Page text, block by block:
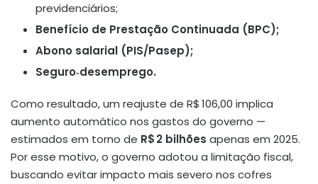
previdenciários;
Benefício de Prestação Continuada (BPC);
Abono salarial (PIS/Pasep);
Seguro‑desemprego.
Como resultado, um reajuste de R$ 106,00 implica
aumento automático nos gastos do governo —
estimados em torno de R$ 2 bilhões apenas em 2025.
Por esse motivo, o governo adotou a limitação fiscal,
buscando evitar impacto mais severo nos cofres